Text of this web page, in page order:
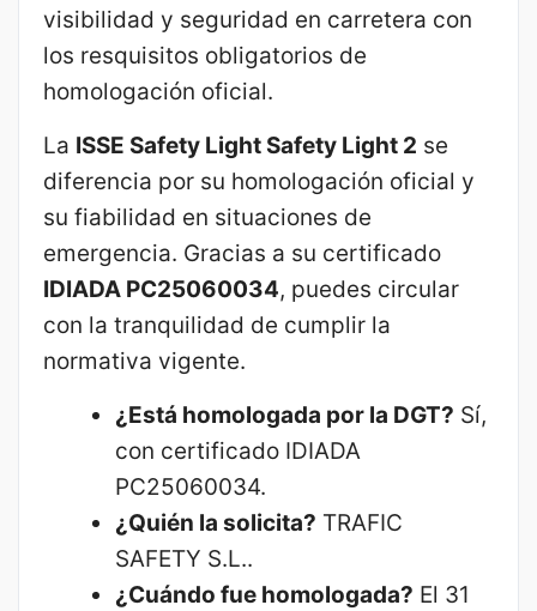
visibilidad y seguridad en carretera con
los resquisitos obligatorios de
homologación oficial.
La ISSE Safety Light Safety Light 2 se
diferencia por su homologación oficial y
su fiabilidad en situaciones de
emergencia. Gracias a su certificado
IDIADA PC25060034, puedes circular
con la tranquilidad de cumplir la
normativa vigente.
¿Está homologada por la DGT? Sí,
con certificado IDIADA
PC25060034.
¿Quién la solicita? TRAFIC
SAFETY S.L..
¿Cuándo fue homologada? El 31